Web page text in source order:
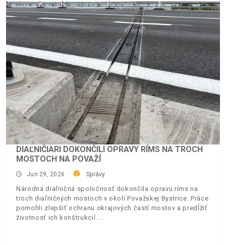
DIAĽNIČIARI DOKONČILI OPRAVY RÍMS NA TROCH
MOSTOCH NA POVAŽÍ
Jun 29, 2026 Správy
Národná diaľničná spoločnosť dokončila opravu ríms na
troch diaľničných mostoch v okolí Považskej Bystrice. Práce
pomohli zlepšiť ochranu okrajových častí mostov a predĺžiť
životnosť ich konštrukcií.